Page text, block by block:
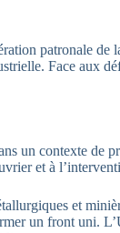
patronale de
Face aux
un contexte de
et à
et
un front uni.